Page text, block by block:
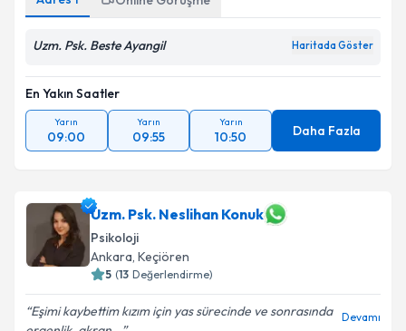
Adres 1 Online Görüşme
Uzm. Psk. Beste Ayangil
En Yakın Saatler
Yarın
09:00
Yarın
09:55
Yarın
10:50 Daha Fazla
Uzm. Psk. Neslihan Konuk
Psikoloji
Ankara,Keçiören
( Değerlendirme)
Eşimi kaybettim kızım için yas sürecinde ve sonrasında